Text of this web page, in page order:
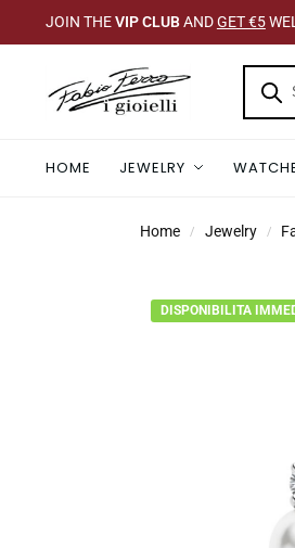
JOIN THEVIP CLUBANDGET €5
HOME JEWELRY
Home / Jewelry /
DISPONIBILITA